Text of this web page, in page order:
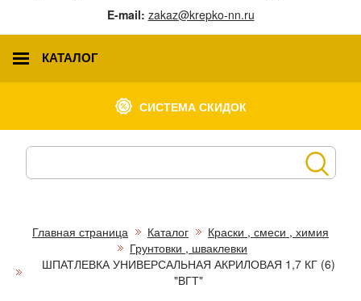
E-mail: zakaz@krepko-nn.ru
КАТАЛОГ
СИСТЕМА СКИДОК
Главная страница Каталог
Краски , смеси , химия
Грунтовки , шваклевки
ШПАТЛЕВКА УНИВЕРСАЛЬНАЯ АКРИЛОВАЯ 1,7 КГ (6)
"ВГТ"